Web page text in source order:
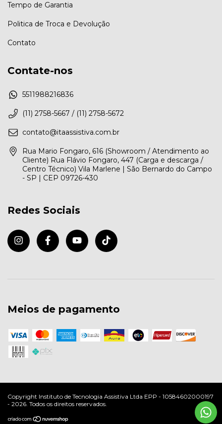
Tempo de Garantia
Politica de Troca e Devolução
Contato
Contate-nos
5511988216836
(11) 2758-5667 / (11) 2758-5672
contato@itaassistiva.com.br
Rua Mario Fongaro, 616 (Showroom / Atendimento ao
Cliente) Rua Flávio Fongaro, 447 (Carga e descarga /
Centro Técnico) Vila Marlene | São Bernardo do Campo
- SP | CEP 09726-430
Redes Sociais
Meios de pagamento
Copyright Instituto de Tecnologia Assistiva Ltda EPP - 10584602000197
- 2026. Todos os direitos reservados.